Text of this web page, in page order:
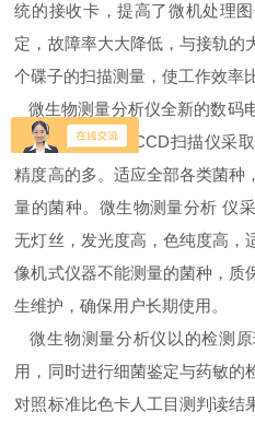
统的接收卡，提高了微机处理
定，故障率大大降低，与接轨的
个碟子的扫描测量，使工作效率
微生物测量分析仪全新的数码
简便快捷，采用CCD扫描仪采
精度高的多。适应全部各类菌种
量的菌种。微生物测量分析 仪
无灯丝，发光度高，色纯度高，
像机式仪器不能测量的菌种，质
生维护，确保用户长期使用。
微生物测量分析仪以的检测
用，同时进行细菌鉴定与药敏的
对照标准比色卡人工目测判读结